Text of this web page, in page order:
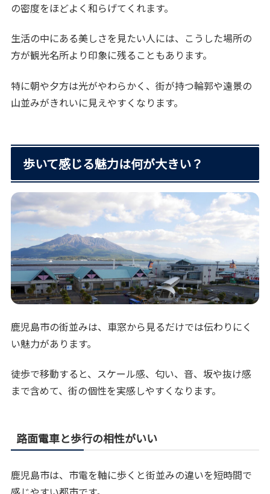
の密度をほどよく和らげてくれます。
生活の中にある美しさを見たい人には、こうした場所の
方が観光名所より印象に残ることもあります。
特に朝や夕方は光がやわらかく、街が持つ輪郭や遠景の
山並みがきれいに見えやすくなります。
歩いて感じる魅力は何が大きい？
鹿児島市の街並みは、車窓から見るだけでは伝わりにく
い魅力があります。
徒歩で移動すると、スケール感、匂い、音、坂や抜け感
まで含めて、街の個性を実感しやすくなります。
路面電車と歩行の相性がいい
鹿児島市は、市電を軸に歩くと街並みの違いを短時間で